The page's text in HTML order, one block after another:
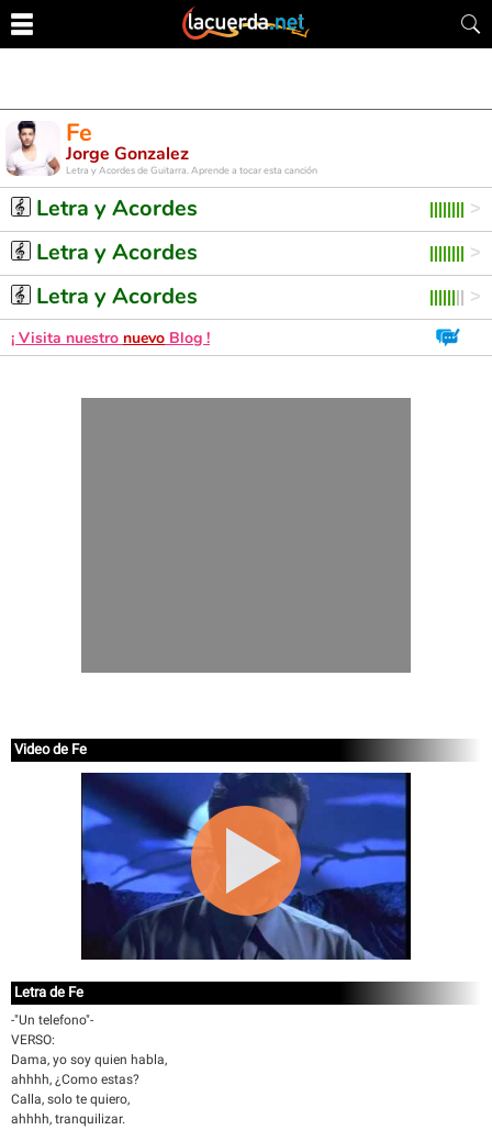
Fe
Jorge Gonzalez
Letra y Acordes de Guitarra. Aprende a tocar esta canción
Letra y Acordes
Letra y Acordes
Letra y Acordes
¡ Visita nuestro nuevo Blog !
Video de Fe
Letra de Fe
-"Un telefono"-
VERSO:
Dama, yo soy quien habla,
ahhhh, ¿Como estas?
Calla, solo te quiero,
ahhhh, tranquilizar.